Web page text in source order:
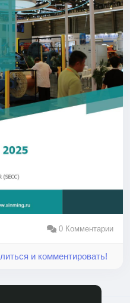
0 Комментарии
и комментировать!